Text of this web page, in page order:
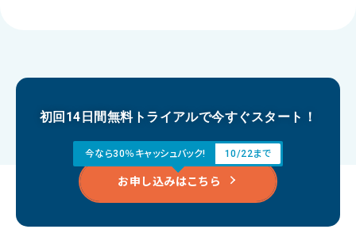
初回14日間無料トライアルで今すぐスタート！
今なら30％キャッシュバック! 10/22まで
お申し込みはこちら